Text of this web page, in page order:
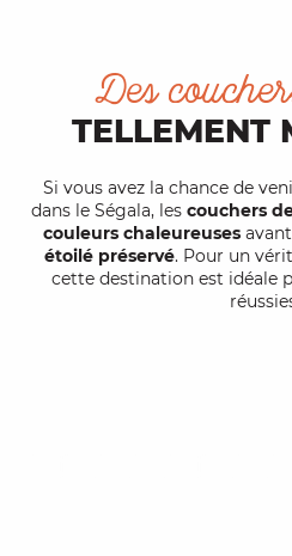
Des
TELLEMENT
Si vous avez la chance de
dans le Ségala, les couchers
couleurs chaleureusesavant
étoilé préservé. Pour un
cette destination est idéale